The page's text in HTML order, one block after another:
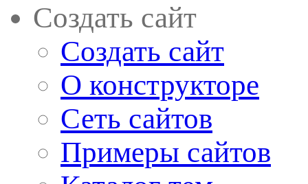
Создать сайт
Создать сайт
О конструкторе
Сеть сайтов
Примеры сайтов